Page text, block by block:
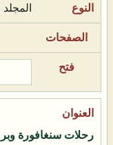
رحلات سنغافورة